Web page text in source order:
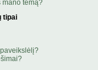
mano temą?
tipai